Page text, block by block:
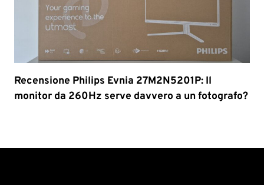
Recensione Philips Evnia 27M2N5201P: Il
monitor da 260Hz serve davvero a un fotografo?